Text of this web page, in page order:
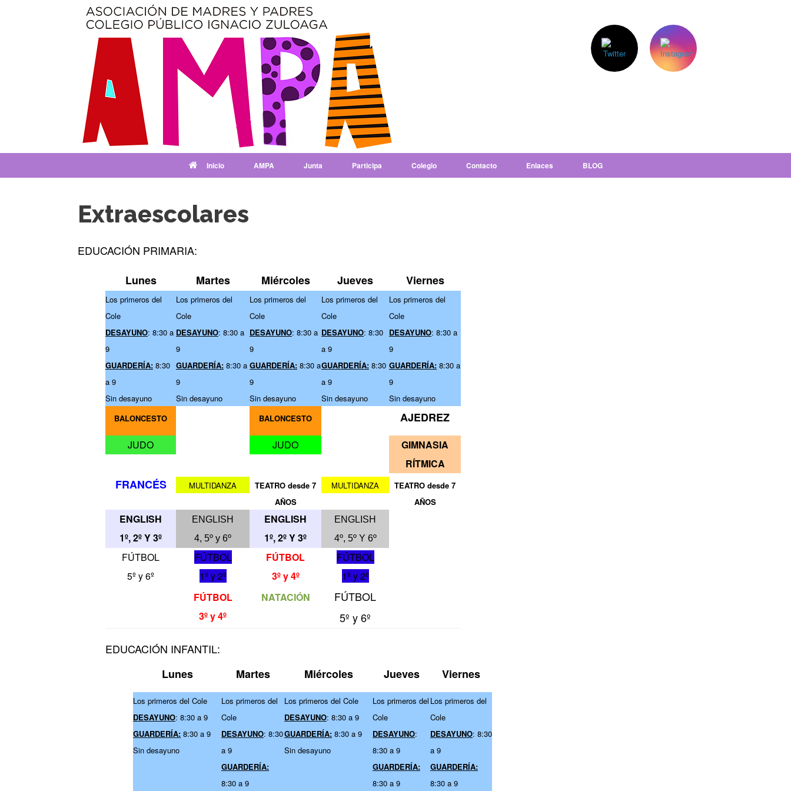
Inicio AMPA Junta Participa Colegio Contacto Enlaces BLOG
Extraescolares
EDUCACIÓN PRIMARIA:
Lunes
Martes Miércoles Jueves Viernes
Los primeros del
Cole
DESAYUNO: 8:30 a
9
GUARDERÍA: 8:30
a 9
Sin desayuno
Los primeros del
Cole
DESAYUNO: 8:30 a
9
GUARDERÍA: 8:30 a
9
Sin desayuno
Los primeros del
Cole
DESAYUNO: 8:30 a
9
GUARDERÍA: 8:30 a
9
Sin desayuno
Los primeros del
Cole
DESAYUNO: 8:30
a 9
GUARDERÍA: 8:30
a 9
Sin desayuno
Los primeros del
Cole
DESAYUNO: 8:30 a
9
GUARDERÍA: 8:30 a
9
Sin desayuno
BALONCESTO
BALONCESTO AJEDREZ
JUDO JUDO
GIMNASIA
RÍTMICA
FRANCÉS MULTIDANZA
TEATRO desde 7
AÑOS
MULTIDANZA
TEATRO desde 7
AÑOS
ENGLISH
1º, 2º Y 3º
ENGLISH
4, 5º y 6º
ENGLISH
1º, 2º Y 3º
ENGLISH
4º, 5º Y 6º
FÚTBOL
5º y 6º
FÚTBOL
1º y 2º
FÚTBOL
3º y 4º
FÚTBOL
1º y 2º
FÚTBOL
3º y 4º
NATACIÓN
FÚTBOL
5º y 6º
EDUCACIÓN INFANTIL:
Lunes
Martes Miércoles Jueves Viernes
Los primeros del Cole
DESAYUNO: 8:30 a 9
GUARDERÍA: 8:30 a 9
Sin desayuno
Los primeros del
Cole
DESAYUNO: 8:30
a 9
GUARDERÍA:
8:30 a 9
Los primeros del Cole
DESAYUNO: 8:30 a 9
GUARDERÍA: 8:30 a 9
Sin desayuno
Los primeros del
Cole
DESAYUNO:
8:30 a 9
GUARDERÍA:
8:30 a 9
Los primeros del
Cole
DESAYUNO: 8:30
a 9
GUARDERÍA:
8:30 a 9